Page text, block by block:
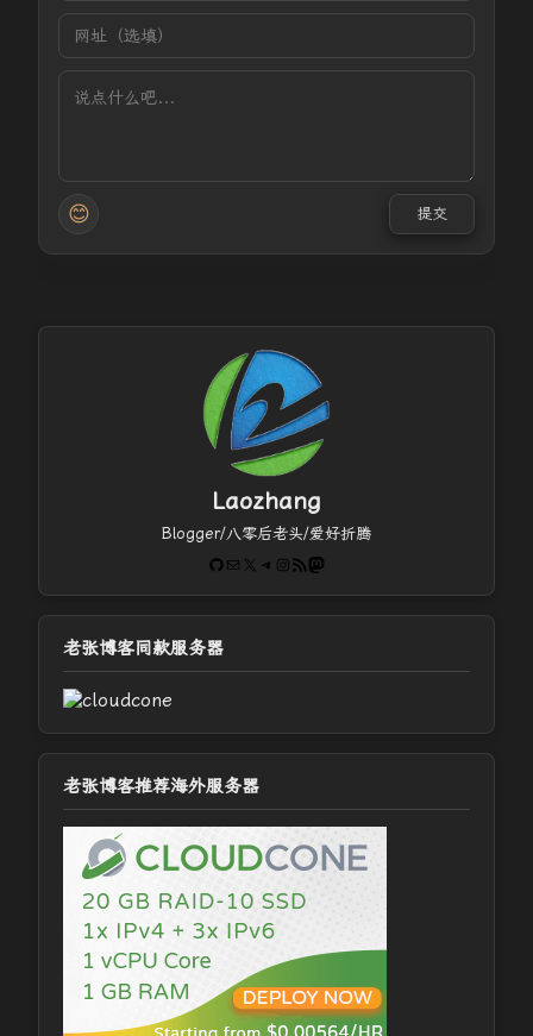
😊 提交
Laozhang
Blogger/八零后老头/爱好折腾
GitHub
电子邮件 X Telegram
Instagram
RSS FeedMastodon
老张博客同款服务器
老张博客推荐海外服务器